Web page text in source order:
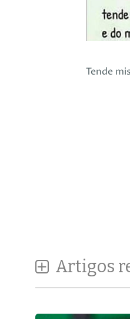
Tende
Artigos